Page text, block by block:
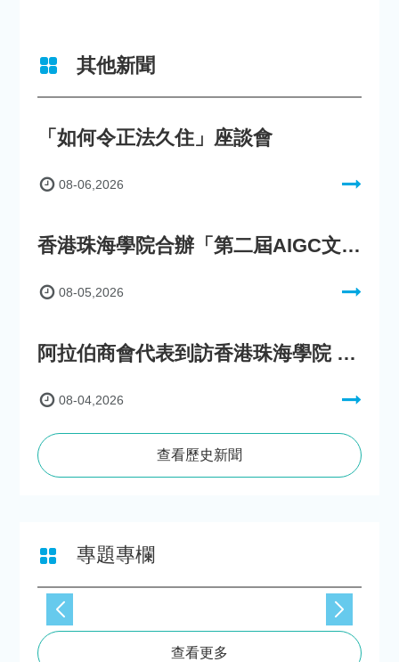
其他新聞
「如何令正法久住」座談會
08-06,2026
香港珠海學院合辦「第二屆AIGC文化數字內容創作比賽」
08-05,2026
阿拉伯商會代表到訪香港珠海學院 參與「一帶一路」政策圓桌會議
08-04,2026
查看歷史新聞
專題專欄
查看更多